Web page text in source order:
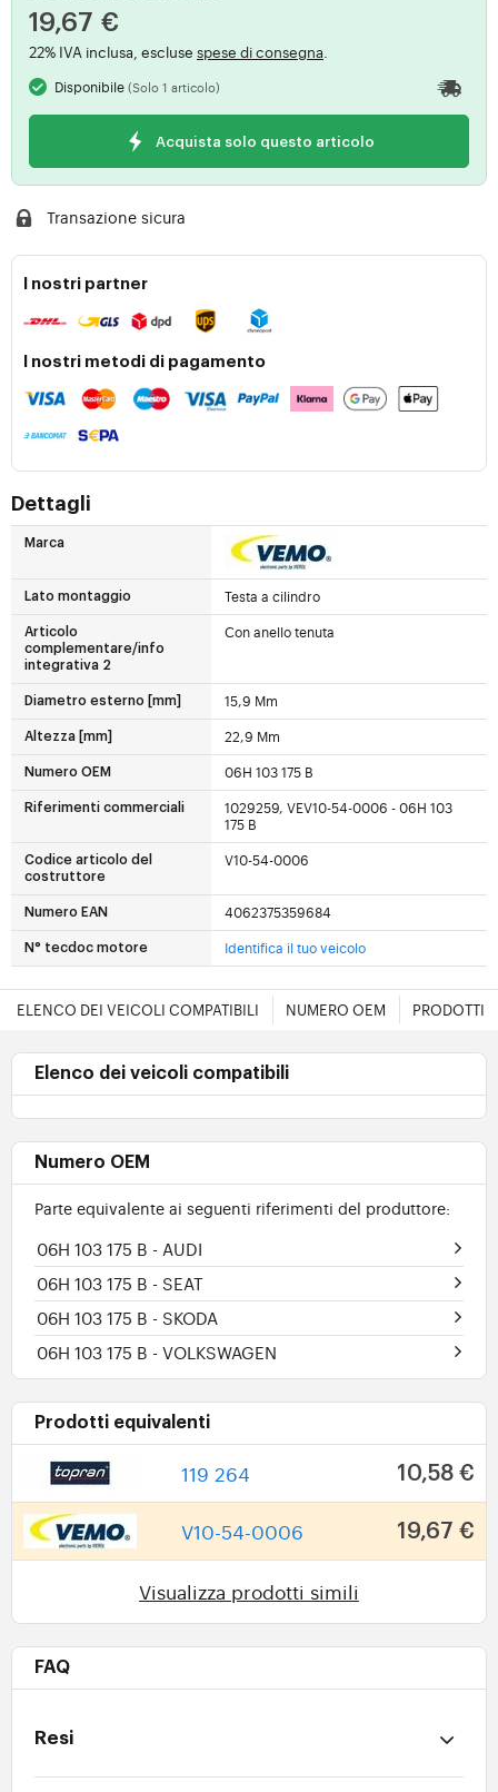
19,67 €
22% IVA inclusa, escluse spese di consegna
Disponibile(Solo 1 articolo)
Acquista solo questo articolo
Transazione sicura
I nostri partner
I nostri metodi di pagamento
Dettagli
Marca
Lato montaggio Testa a cilindro
Articolo
complementare/info
integrativa 2
Con anello tenuta
Diametro esterno [mm] 15,9 Mm
Altezza [mm] 22,9 Mm
Numero OEM 06H 103 175 B
Riferimenti commerciali
1029259, VEV10-54-0006 - 06H 103
175 B
Codice articolo del
costruttore
V10-54-0006
Numero EAN 4062375359684
N° tecdoc motore Identifica il tuo veicolo
ELENCO DEI VEICOLI COMPATIBILI NUMERO OEM PRODOTTI
Elenco dei veicoli compatibili
Numero OEM
Parte equivalente ai seguenti riferimenti del produttore:
06H 103 175 B - AUDI
06H 103 175 B - SEAT
06H 103 175 B - SKODA
06H 103 175 B - VOLKSWAGEN
Prodotti equivalenti
119 264 10,58 €
V10-54-0006 19,67 €
Visualizza prodotti simili
FAQ
Resi